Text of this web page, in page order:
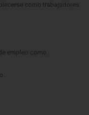
como trabajadores
empleo como